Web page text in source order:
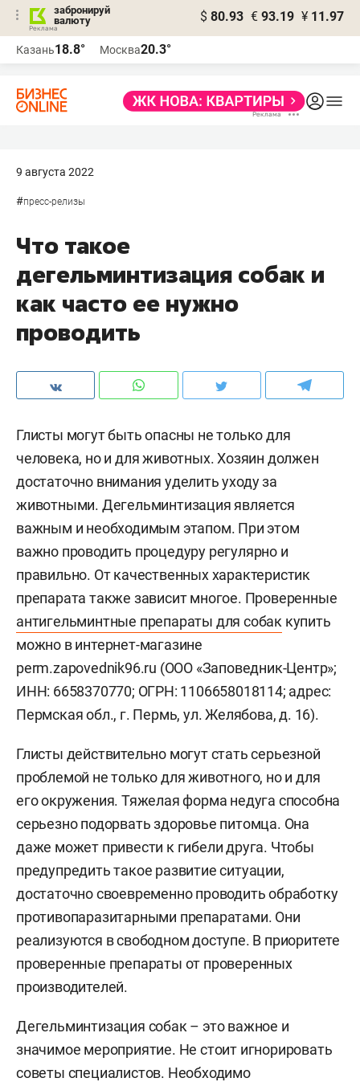
забронируй
валюту
$ 80.93 € 93.19 ¥ 11.97
Казань18.8° Москва20.3°
9 августа 2022
#пресс-релизы
Что такое
дегельминтизация собак и
как часто ее нужно
проводить
Глисты могут быть опасны не только для
человека, но и для животных. Хозяин должен
достаточно внимания уделить уходу за
животными. Дегельминтизация является
важным и необходимым этапом. При этом
важно проводить процедуру регулярно и
правильно. От качественных характеристик
препарата также зависит многое. Проверенные
антигельминтные препараты для собак купить
можно в интернет-магазине
perm.zapovednik96.ru (ООО «Заповедник-Центр»;
ИНН: 6658370770; ОГРН: 1106658018114; адрес:
Пермская обл., г. Пермь, ул. Желябова, д. 16).
Глисты действительно могут стать серьезной
проблемой не только для животного, но и для
его окружения. Тяжелая форма недуга способна
серьезно подорвать здоровье питомца. Она
даже может привести к гибели друга. Чтобы
предупредить такое развитие ситуации,
достаточно своевременно проводить обработку
противопаразитарными препаратами. Они
реализуются в свободном доступе. В приоритете
проверенные препараты от проверенных
производителей.
Дегельминтизация собак – это важное и
значимое мероприятие. Не стоит игнорировать
советы специалистов. Необходимо